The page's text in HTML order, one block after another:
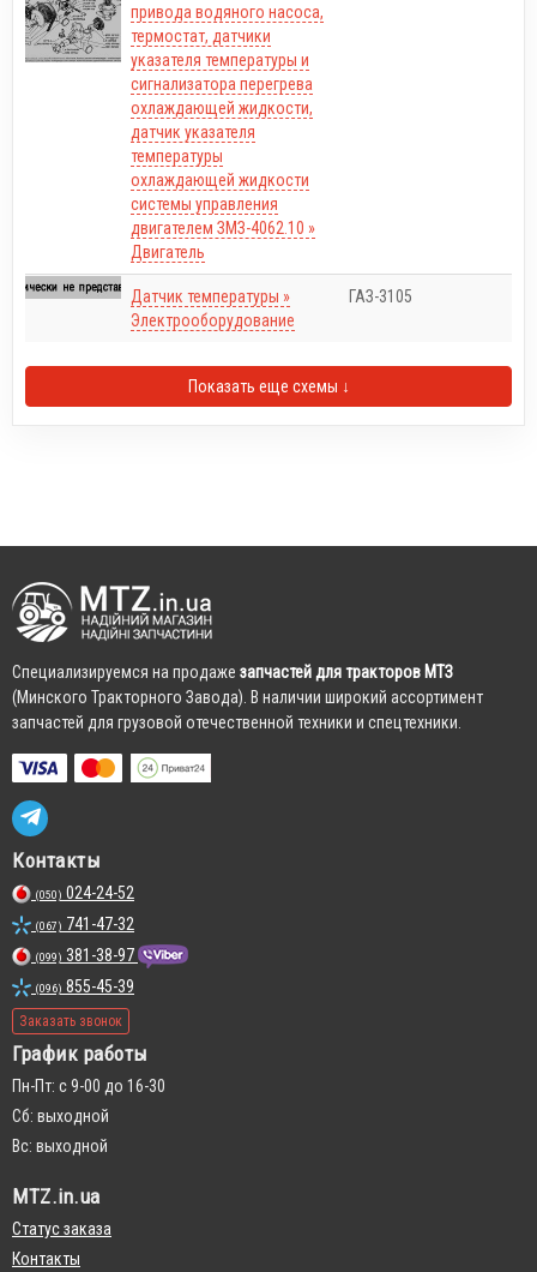
привода водяного насоса,
термостат, датчики
указателя температуры и
сигнализатора перегрева
охлаждающей жидкости,
датчик указателя
температуры
охлаждающей жидкости
системы управления
двигателем ЗМЗ-4062.10 »
Двигатель
Датчик температуры »
Электрооборудование
ГАЗ-3105
Показать еще схемы ↓
Cпециализируемся на продаже запчастей для тракторов МТЗ
(Минского Тракторного Завода). В наличии широкий ассортимент
запчастей для грузовой отечественной техники и спецтехники.
Контакты
(050) 024-24-52
(067) 741-47-32
(099) 381-38-97
(096) 855-45-39
Заказать звонок
График работы
Пн-Пт: с 9-00 до 16-30
Сб: выходной
Вс: выходной
MTZ.in.ua
Статус заказа
Контакты